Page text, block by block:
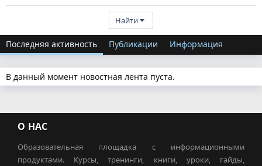
Найти
Последняя активность Публикации Информация
В данный момент новостная лента пуста.
О НАС
Образовательная площадка с информационными
продуктами. Курсы, тренинги, книги, уроки, гайды,